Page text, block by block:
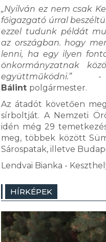
„Nyilván ez nem csak
főigazgató úrral
ezzel tudunk példát
az országban. hogy
lenni, ha egy ilyen
önkormányzatnak
együttműködni.”-
Bálint polgármester.
Az átadót követően
sírboltját. A Nemzeti
idén még 29
meg, többek között
Sárospatak, illetve
Lendvai Bianka -
HÍRKÉPEK